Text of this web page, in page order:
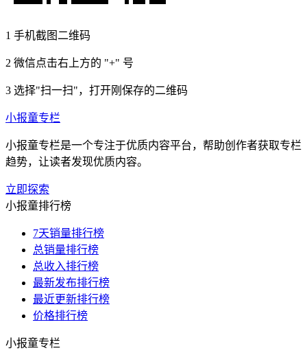
1 手机截图二维码
2 微信点击右上方的 "+" 号
3 选择"扫一扫"，打开刚保存的二维码
小报童专栏
小报童专栏是一个专注于优质内容平台，帮助创作者获取专栏
趋势，让读者发现优质内容。
立即探索
小报童排行榜
7天销量排行榜
总销量排行榜
总收入排行榜
最新发布排行榜
最近更新排行榜
价格排行榜
小报童专栏